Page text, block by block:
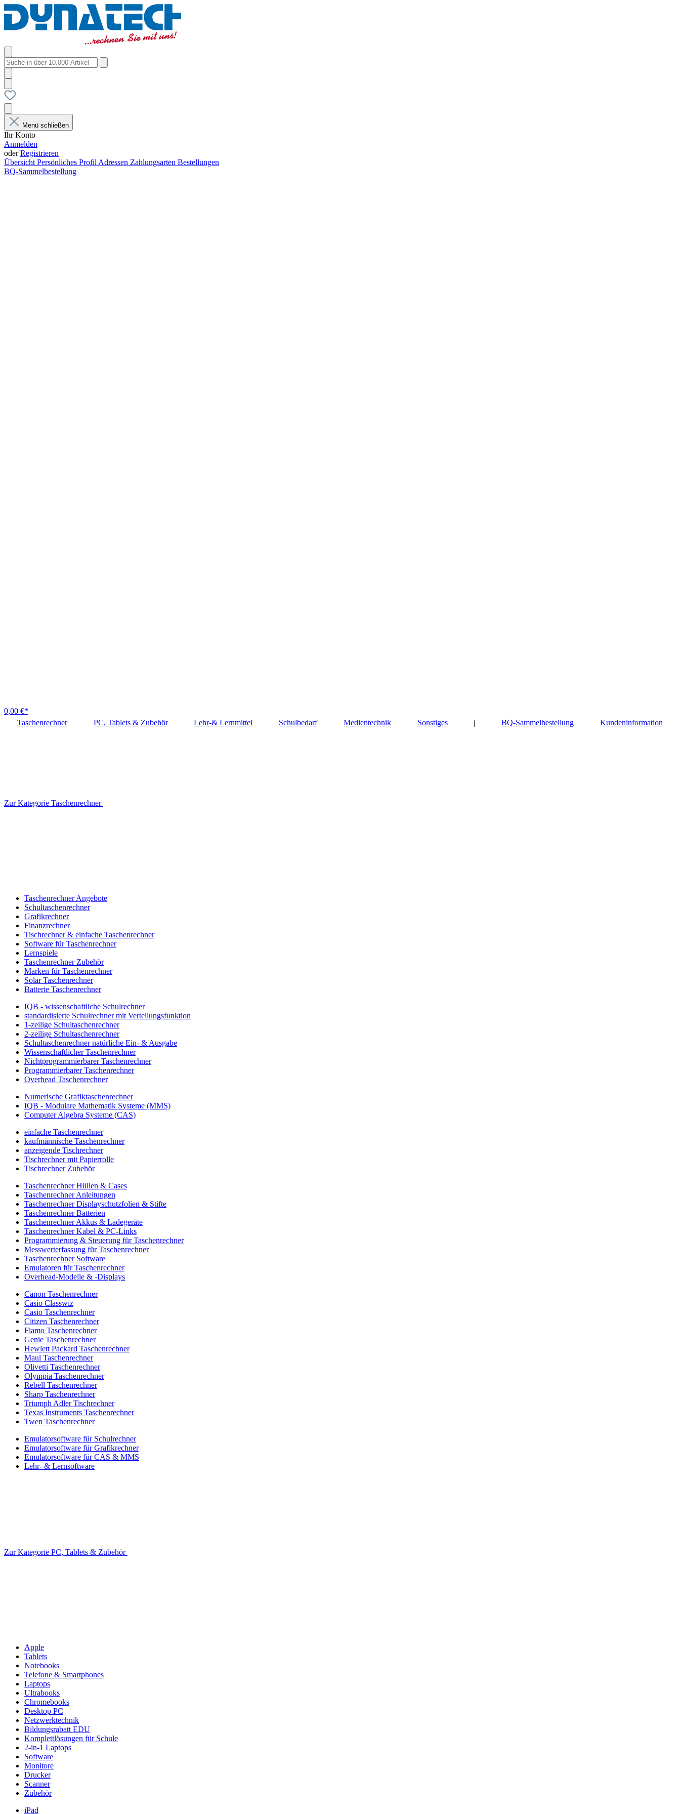
Menü schließen
Ihr Konto
Anmelden
oderRegistrieren
Übersicht Persönliches Profil Adressen Zahlungsarten Bestellungen
BQ-Sammelbestellung
0,00 €*
Taschenrechner
PC, Tablets & Zubehör Lehr-& Lernmittel Schulbedarf Medientechnik Sonstiges | BQ-Sammelbestellung Kundeninformation
Zur Kategorie Taschenrechner
Taschenrechner Angebote
Schultaschenrechner
Grafikrechner
Finanzrechner
Tischrechner & einfache Taschenrechner
Software für Taschenrechner
Lernspiele
Taschenrechner Zubehör
Marken für Taschenrechner
Solar Taschenrechner
Batterie Taschenrechner
IQB - wissenschaftliche Schulrechner
standardisierte Schulrechner mit Verteilungsfunktion
1-zeilige Schultaschenrechner
2-zeilige Schultaschenrechner
Schultaschenrechner natürliche Ein- & Ausgabe
Wissenschaftlicher Taschenrechner
Nichtprogrammierbarer Taschenrechner
Programmierbarer Taschenrechner
Overhead Taschenrechner
Numerische Grafiktaschenrechner
IQB - Modulare Mathematik Systeme (MMS)
Computer Algebra Systeme (CAS)
einfache Taschenrechner
kaufmännische Taschenrechner
anzeigende Tischrechner
Tischrechner mit Papierrolle
Tischrechner Zubehör
Taschenrechner Hüllen & Cases
Taschenrechner Anleitungen
Taschenrechner Displayschutzfolien & Stifte
Taschenrechner Batterien
Taschenrechner Akkus & Ladegeräte
Taschenrechner Kabel & PC-Links
Programmierung & Steuerung für Taschenrechner
Messwerterfassung für Taschenrechner
Taschenrechner Software
Emulatoren für Taschenrechner
Overhead-Modelle & -Displays
Canon Taschenrechner
Casio Classwiz
Casio Taschenrechner
Citizen Taschenrechner
Fiamo Taschenrechner
Genie Taschenrechner
Hewlett Packard Taschenrechner
Maul Taschenrechner
Olivetti Taschenrechner
Olympia Taschenrechner
Rebell Taschenrechner
Sharp Taschenrechner
Triumph Adler Tischrechner
Texas Instruments Taschenrechner
Twen Taschenrechner
Emulatorsoftware für Schulrechner
Emulatorsoftware für Grafikrechner
Emulatorsoftware für CAS & MMS
Lehr- & Lernsoftware
Zur Kategorie PC, Tablets & Zubehör
Apple
Tablets
Notebooks
Telefone & Smartphones
Laptops
Ultrabooks
Chromebooks
Desktop PC
Netzwerktechnik
Bildungsrabatt EDU
Komplettlösungen für Schule
2-in-1 Laptops
Software
Monitore
Drucker
Scanner
Zubehör
iPad